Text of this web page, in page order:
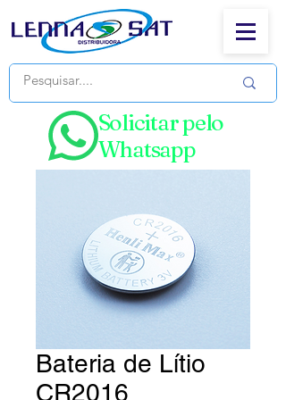
Solicitar pelo
Whatsapp
Bateria de Lítio
CR2016